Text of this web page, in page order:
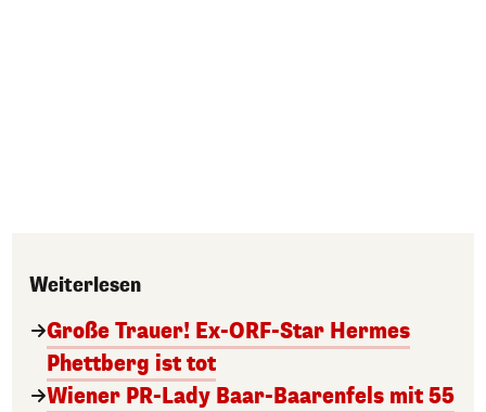
Weiterlesen
Große Trauer! Ex-ORF-Star Hermes
Phettberg ist tot
Wiener PR-Lady Baar-Baarenfels mit 55